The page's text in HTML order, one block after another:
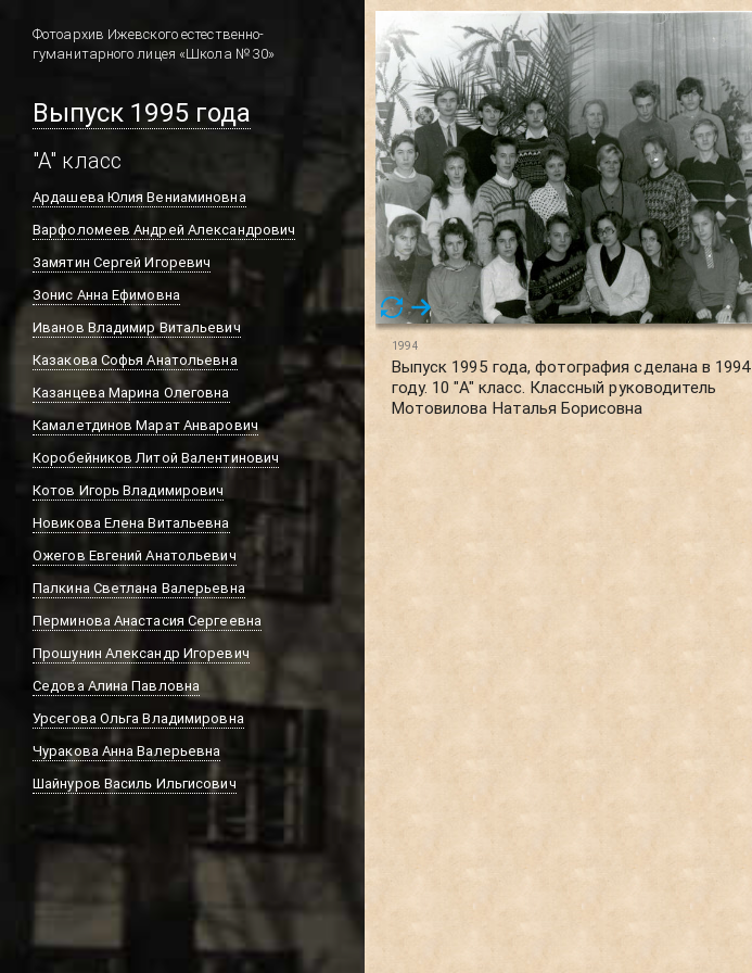
Фотоархив Ижевского естественно-
гуманитарного лицея «Школа № 30»
Выпуск 1995 года
"А" класс
Ардашева Юлия Вениаминовна
Варфоломеев Андрей Александрович
Замятин Сергей Игоревич
Зонис Анна Ефимовна
Иванов Владимир Витальевич
Казакова Софья Анатольевна
Казанцева Марина Олеговна
Камалетдинов Марат Анварович
Коробейников Литой Валентинович
Котов Игорь Владимирович
Новикова Елена Витальевна
Ожегов Евгений Анатольевич
Палкина Светлана Валерьевна
Перминова Анастасия Сергеевна
Прошунин Александр Игоревич
Седова Алина Павловна
Урсегова Ольга Владимировна
Чуракова Анна Валерьевна
Шайнуров Василь Ильгисович
1994
Выпуск 1995 года, фотография сделана в 1994
году. 10 "А" класс. Классный руководитель
Мотовилова Наталья Борисовна